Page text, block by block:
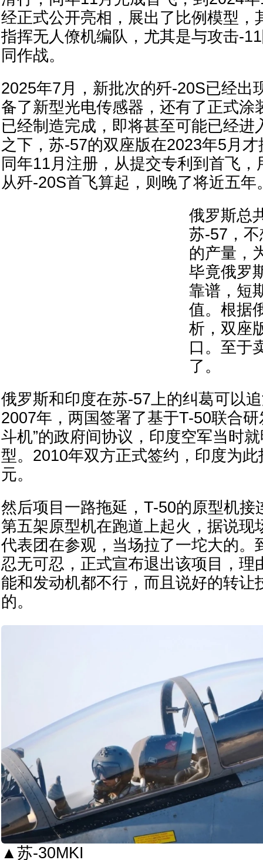
经正式公开亮相，展出了比例模型，
指挥无人僚机编队，尤其是与攻击-
同作战。
2025年7月，新批次的歼-20S已经出
备了新型光电传感器，还有了正式涂
已经制造完成，即将甚至可能已经进
之下，苏-57的双座版在2023年5月
同年11月注册，从提交专利到首飞
从歼-20S首飞算起，则晚了将近五年
俄罗斯总
苏-57，
的产量，
毕竟俄罗
靠谱，短
值。根据
析，双座
口。至于
了。
俄罗斯和印度在苏-57上的纠葛可以
2007年，两国签署了基于T-50联合
斗机”的政府间协议，印度空军当时
型。2010年双方正式签约，印度为
元。
然后项目一路拖延，T-50的原型机接
第五架原型机在跑道上起火，据说现
代表团在参观，当场拉了一坨大的。
忍无可忍，正式宣布退出该项目，理
能和发动机都不行，而且说好的转让
的。
▲苏-30MKI